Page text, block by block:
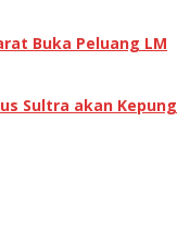
Buka Peluang LM
Sultra akan Kepung